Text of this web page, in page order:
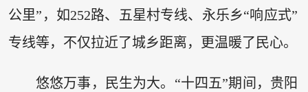
公里”，如252路、五星村专线、永乐乡“响应式”
专线等，不仅拉近了城乡距离，更温暖了民心。
悠悠万事，民生为大。“十四五”期间，贵阳